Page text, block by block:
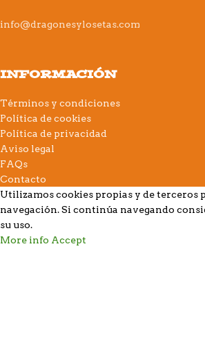
info@dragonesylosetas.com
INFORMACIÓN
Términos y condiciones
Política de cookies
Política de privacidad
Aviso legal
FAQs
Contacto
Utilizamos cookies propias y de terceros
navegación. Si continúa navegando
su uso.
More info Accept